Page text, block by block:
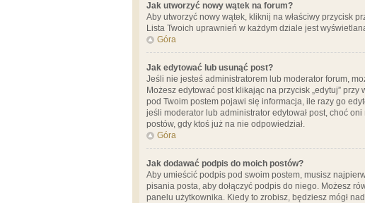
Jak utworzyć nowy wątek na forum?
Aby utworzyć nowy wątek, kliknij na właściwy przycisk
Lista Twoich uprawnień w każdym dziale jest
Góra
Jak edytować lub usunąć post?
Jeśli nie jesteś administratorem lub moderator forum,
Możesz edytować post klikając na przycisk „edytuj”
pod Twoim postem pojawi się informacja, ile razy go
jeśli moderator lub administrator edytował post, choć
postów, gdy ktoś już na nie odpowiedział.
Góra
Jak dodawać podpis do moich postów?
Aby umieścić podpis pod swoim postem, musisz
pisania posta, aby dołączyć podpis do niego. Możesz
panelu użytkownika. Kiedy to zrobisz, będziesz mógł